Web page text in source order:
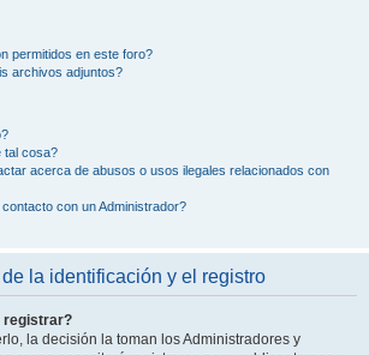
permitidos en este foro?
archivos adjuntos?
tal cosa?
acerca de abusos o usos ilegales relacionados con
con un Administrador?
la identificación y el registro
registrar?
la decisión la toman los Administradores y